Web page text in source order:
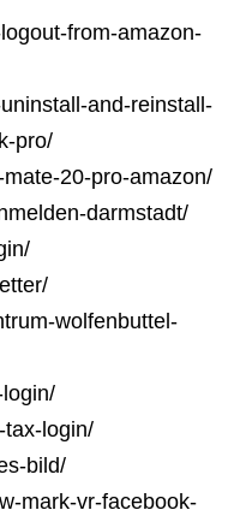
from-amazon-
and-reinstall-
pro/
20-pro-amazon/
darmstadt/
wolfenbuttel-
tax-login/
bild/
mark-vr-facebook-